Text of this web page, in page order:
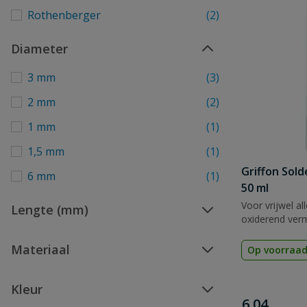
Rothenberger (2)
Diameter
3 mm
(3)
2 mm
(2)
1 mm
(1)
1,5 mm
(1)
6 mm
(1)
Lengte (mm)
Materiaal
Kleur
Griffon
50 ml
Voor vrijwel
oxiderend
Op voorraad
€